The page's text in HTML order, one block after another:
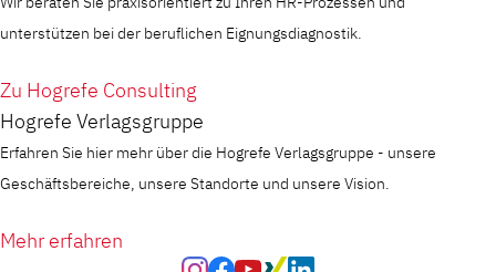
unterstützen bei der beruflichen Eignungsdiagnostik.
Zu Hogrefe Consulting
Hogrefe Verlagsgruppe
Erfahren Sie hier mehr über die Hogrefe Verlagsgruppe - unsere
Geschäftsbereiche, unsere Standorte und unsere Vision.
Mehr erfahren